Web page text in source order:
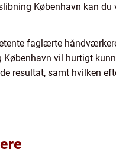
København kan du
faglærte
vil hurtigt
resultat, samt hvilken